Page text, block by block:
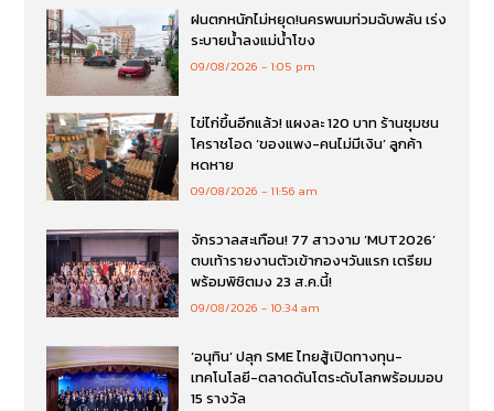
ฝนตกหนักไม่หยุด!นครพนมท่วมฉับพลัน เร่ง
ระบายน้ำลงแม่น้ำโขง
09/08/2026 1:05 pm
ไข่ไก่ขึ้นอีกแล้ว! แผงละ 120 บาท ร้านชุมชน
โคราชโอด ‘ของแพง-คนไม่มีเงิน’ ลูกค้า
หดหาย
09/08/2026 11:56 am
จักรวาลสะเทือน! 77 สาวงาม ‘MUT2026’
ตบเท้ารายงานตัวเข้ากองฯวันแรก เตรียม
พร้อมพิชิตมง 23 ส.ค.นี้!
09/08/2026 10:34 am
‘อนุทิน’ ปลุก SME ไทยสู้เปิดทางทุน-
เทคโนโลยี-ตลาดดันโตระดับโลกพร้อมมอบ
15 รางวัล